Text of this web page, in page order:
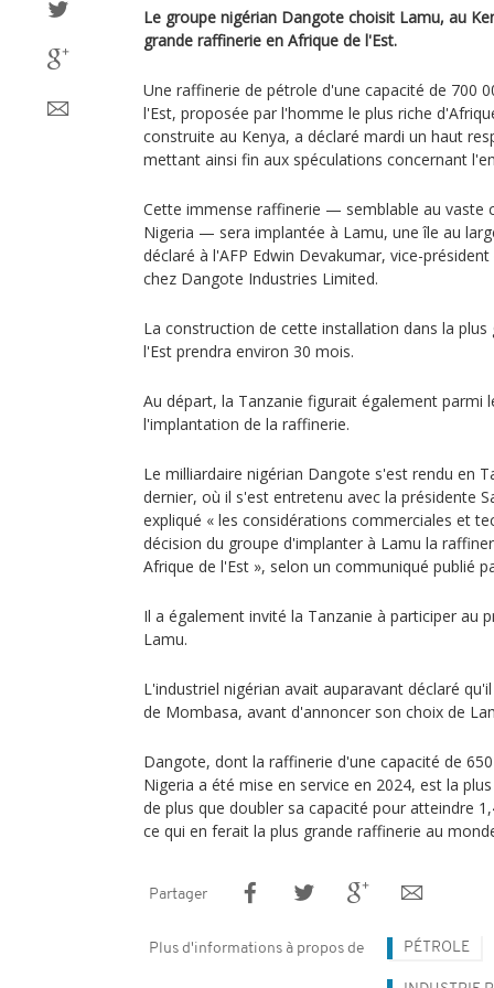
Le groupe nigérian Dangote choisit Lamu, au
grande raffinerie en Afrique de l'Est.
Une raffinerie de pétrole d'une capacité de 700
l'Est, proposée par l'homme le plus riche
construite au Kenya, a déclaré mardi un haut
mettant ainsi fin aux spéculations concernant
Cette immense raffinerie — semblable au vaste
Nigeria — sera implantée à Lamu, une île au
déclaré à l'AFP Edwin Devakumar, vice-
chez Dangote Industries Limited.
La construction de cette installation dans la
l'Est prendra environ 30 mois.
Au départ, la Tanzanie figurait également parmi
l'implantation de la raffinerie.
Le milliardaire nigérian Dangote s'est rendu en
dernier, où il s'est entretenu avec la présidente
expliqué « les considérations commerciales et
décision du groupe d'implanter à Lamu la
Afrique de l'Est », selon un communiqué publié
Il a également invité la Tanzanie à participer au
Lamu.
L'industriel nigérian avait auparavant déclaré
de Mombasa, avant d'annoncer son choix de
Dangote, dont la raffinerie d'une capacité de
Nigeria a été mise en service en 2024, est la
de plus que doubler sa capacité pour atteindre
ce qui en ferait la plus grande raffinerie au
Partager
Plus d'informations à propos de PÉTROLE